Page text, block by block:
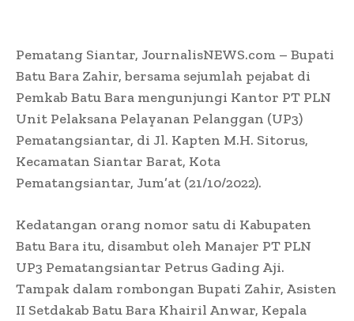
Pematang Siantar, JournalisNEWS.com – Bupati
Batu Bara Zahir, bersama sejumlah pejabat di
Pemkab Batu Bara mengunjungi Kantor PT PLN
Unit Pelaksana Pelayanan Pelanggan (UP3)
Pematangsiantar, di Jl. Kapten M.H. Sitorus,
Kecamatan Siantar Barat, Kota
Pematangsiantar, Jum’at (21/10/2022).
Kedatangan orang nomor satu di Kabupaten
Batu Bara itu, disambut oleh Manajer PT PLN
UP3 Pematangsiantar Petrus Gading Aji.
Tampak dalam rombongan Bupati Zahir, Asisten
II Setdakab Batu Bara Khairil Anwar, Kepala